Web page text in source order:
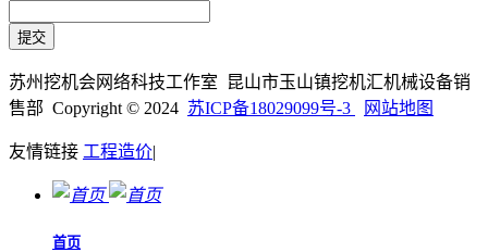
苏州挖机会网络科技工作室 昆山市玉山镇挖机汇机械设备销
售部 Copyright © 2024 苏ICP备18029099号-3 网站地图
友情链接 工程造价|
首页